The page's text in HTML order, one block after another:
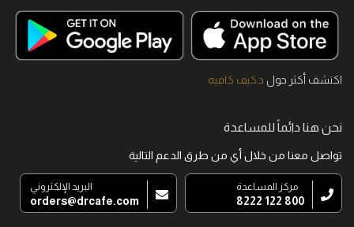
اكتشف أكثر حول د.كيف كافيه
نحن هنا دائماً للمساعدة
تواصل معنا من خلال أي من طرق الدعم التالية
مركز المساعدة
800 122 8222
البريد الإلكتروني
orders@drcafe.com